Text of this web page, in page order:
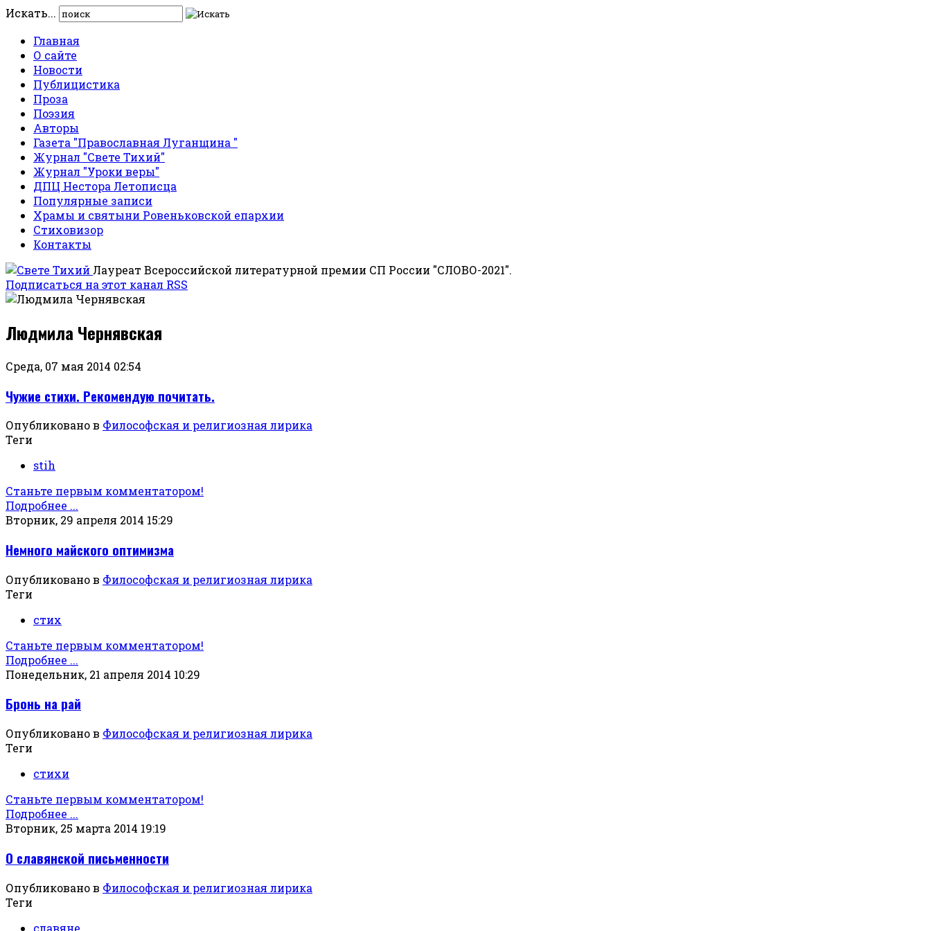
Искать...
Главная
О сайте
Новости
Публицистика
Проза
Поэзия
Авторы
Газета "Православная Луганщина "
Журнал "Свете Тихий"
Журнал "Уроки веры"
ДПЦ Нестора Летописца
Популярные записи
Храмы и святыни Ровеньковской епархии
Стиховизор
Контакты
Лауреат Всероссийской литературной премии СП России "СЛОВО-2021".
Подписаться на этот канал RSS
Людмила Чернявская
Среда, 07 мая 2014 02:54
Чужие стихи. Рекомендую почитать.
Опубликовано в Философская и религиозная лирика
Теги
stih
Станьте первым комментатором!
Подробнее ...
Вторник, 29 апреля 2014 15:29
Немного майского оптимизма
Опубликовано в Философская и религиозная лирика
Теги
стих
Станьте первым комментатором!
Подробнее ...
Понедельник, 21 апреля 2014 10:29
Бронь на рай
Опубликовано в Философская и религиозная лирика
Теги
стихи
Станьте первым комментатором!
Подробнее ...
Вторник, 25 марта 2014 19:19
О славянской письменности
Опубликовано в Философская и религиозная лирика
Теги
славяне